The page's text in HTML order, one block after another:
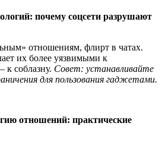
почему соцсети разрушают
отношениям, флирт в чатах.
их более уязвимыми к
соблазну. Совет: устанавливайте
для пользования гаджетами.
отношений: практические